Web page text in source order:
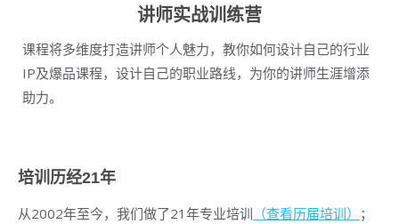
讲师实战训练营
课程将多维度打造讲师个人魅力，教你如何设计自己的行业
IP及爆品课程，设计自己的职业路线，为你的讲师生涯增添
助力。
培训历经21年
从2002年至今，我们做了21年专业培训 （查看历届培训） ；